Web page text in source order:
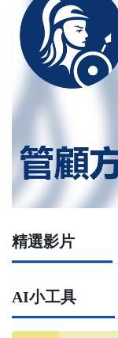
精選影片
AI小工具